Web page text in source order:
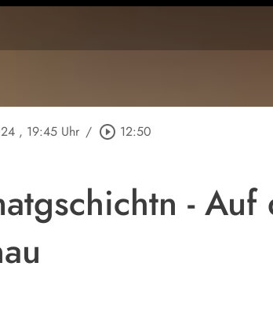
, 19:45 Uhr / play_circle_outline 12:50
-